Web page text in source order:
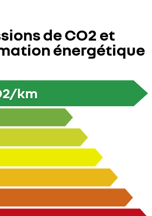
de CO2 et
énergétique
km